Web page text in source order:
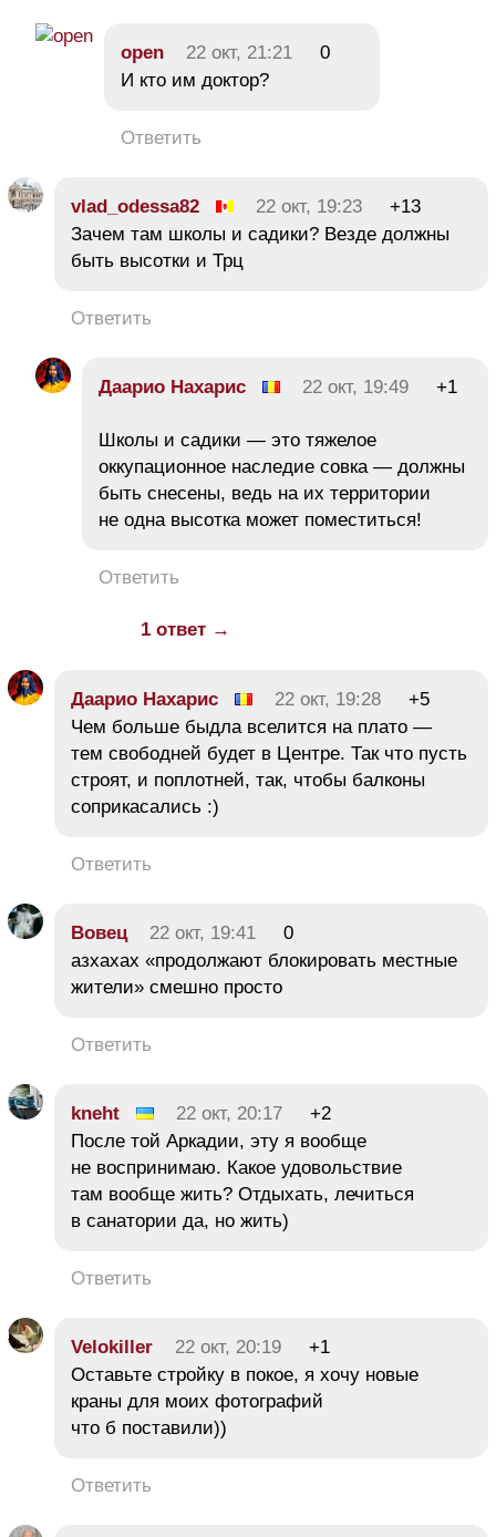
open 22 окт, 21:21
0
И кто им доктор?
Ответить
vlad_odessa82 22 окт, 19:23
+13
Зачем там школы и садики? Везде должны
быть высотки и Трц
Ответить
Даарио Нахарис 22 окт, 19:49 +1
Школы и садики — это тяжелое
оккупационное наследие совка — должны
быть снесены, ведь на их территории
не одна высотка может поместиться!
Ответить
1 ответ →
Даарио Нахарис 22 окт, 19:28
+5
Чем больше быдла вселится на плато —
тем свободней будет в Центре. Так что пусть
строят, и поплотней, так, чтобы балконы
соприкасались :)
Ответить
Вовец 22 окт, 19:41
0
азхахах «продолжают блокировать местные
жители» смешно просто
Ответить
kneht 22 окт, 20:17
+2
После той Аркадии, эту я вообще
не воспринимаю. Какое удовольствие
там вообще жить? Отдыхать, лечиться
в санатории да, но жить)
Ответить
Velokiller 22 окт, 20:19
+1
Оставьте стройку в покое, я хочу новые
краны для моих фотографий
что б поставили))
Ответить